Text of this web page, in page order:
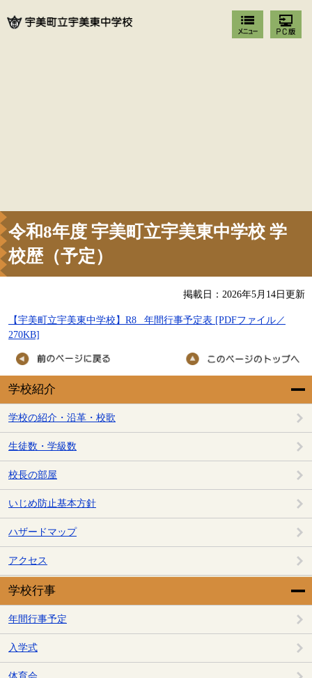
学校紹介
学校の紹介・沿革・校歌
生徒数・学級数
校長の部屋
いじめ防止基本方針
ハザードマップ
アクセス
学校行事
年間行事予定
入学式
令和8年度 宇美町立宇美東中学校 学
校歴（予定）
掲載日：2026年5月14日更新
【宇美町立宇美東中学校】R8 _年間行事予定表 [PDFファイル／
270KB]